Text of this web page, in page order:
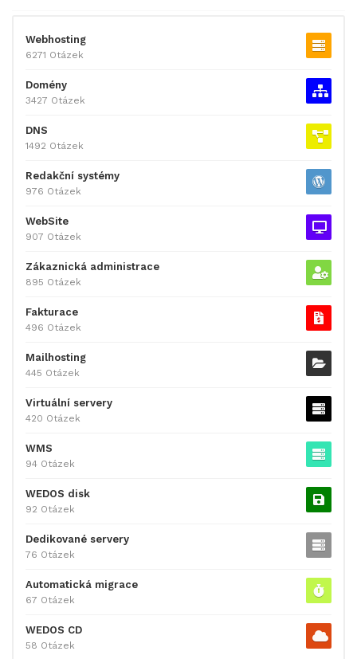
Webhosting
6271 Otázek
Domény
3427 Otázek
DNS
1492 Otázek
Redakční systémy
976 Otázek
WebSite
907 Otázek
Zákaznická administrace
895 Otázek
Fakturace
496 Otázek
Mailhosting
445 Otázek
Virtuální servery
420 Otázek
WMS
94 Otázek
WEDOS disk
92 Otázek
Dedikované servery
76 Otázek
Automatická migrace
67 Otázek
WEDOS CD
58 Otázek